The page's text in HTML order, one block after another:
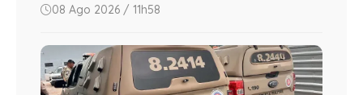
08 Ago 2026 / 11h58